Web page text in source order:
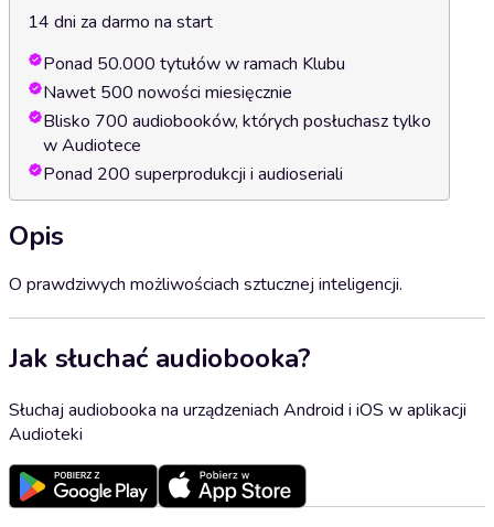
14 dni za darmo na start
Ponad 50.000 tytułów w ramach Klubu
Nawet 500 nowości miesięcznie
Blisko 700 audiobooków, których posłuchasz tylko
w Audiotece
Ponad 200 superprodukcji i audioseriali
Opis
O prawdziwych możliwościach sztucznej inteligencji.
Jak słuchać audiobooka?
Słuchaj audiobooka na urządzeniach Android i iOS w aplikacji
Audioteki